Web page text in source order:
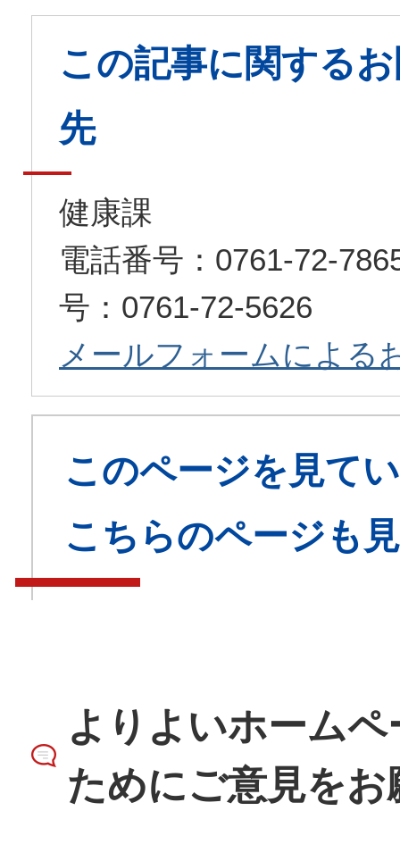
この記事に関する
先
健康課
電話番号：0761-72-
号：0761-72-5626
メールフォームによる
このページを見て
こちらのページも
よりよいホーム
ためにご意見を